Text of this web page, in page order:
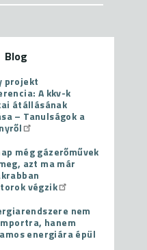
Blog
projekt
A kkv-k
átállásának
– Tanulságok a
még gázerőművek
azt ma már
végzik
nem
hanem
energiára épül